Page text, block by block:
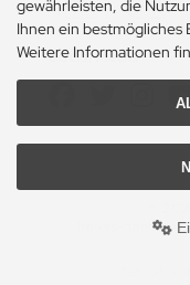
Social Media
heikes-
DESIGN +
gewährleisten, die
Ihnen ein bestmögliches
Weitere Informationen